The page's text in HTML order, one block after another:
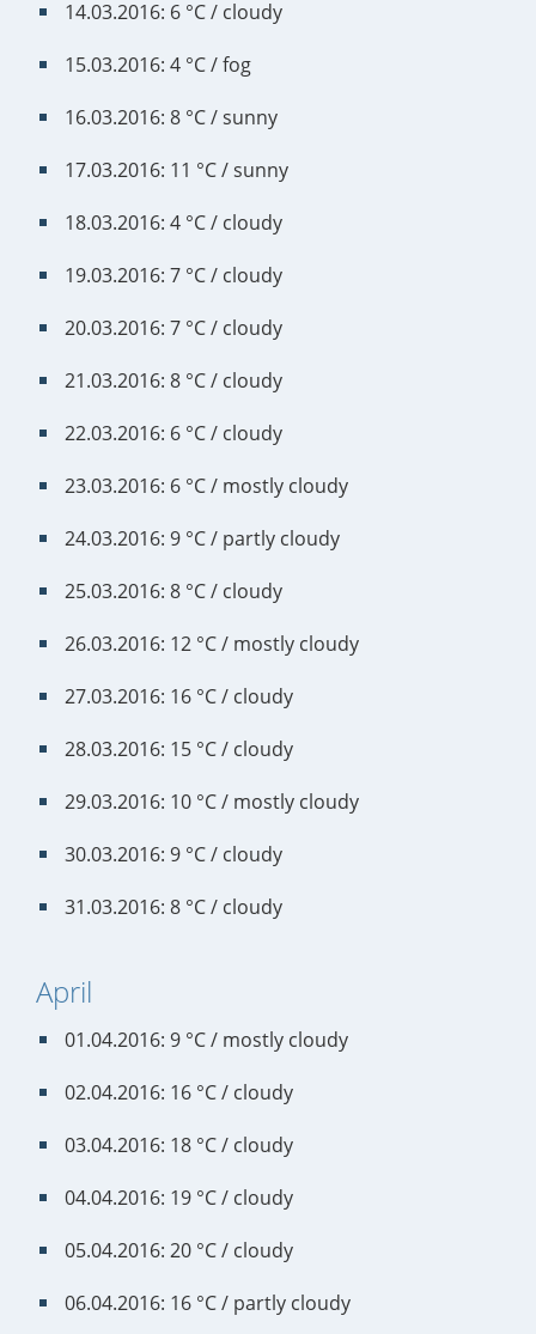
14.03.2016: 6 °C / cloudy
15.03.2016: 4 °C / fog
16.03.2016: 8 °C / sunny
17.03.2016: 11 °C / sunny
18.03.2016: 4 °C / cloudy
19.03.2016: 7 °C / cloudy
20.03.2016: 7 °C / cloudy
21.03.2016: 8 °C / cloudy
22.03.2016: 6 °C / cloudy
23.03.2016: 6 °C / mostly cloudy
24.03.2016: 9 °C / partly cloudy
25.03.2016: 8 °C / cloudy
26.03.2016: 12 °C / mostly cloudy
27.03.2016: 16 °C / cloudy
28.03.2016: 15 °C / cloudy
29.03.2016: 10 °C / mostly cloudy
30.03.2016: 9 °C / cloudy
31.03.2016: 8 °C / cloudy
April
01.04.2016: 9 °C / mostly cloudy
02.04.2016: 16 °C / cloudy
03.04.2016: 18 °C / cloudy
04.04.2016: 19 °C / cloudy
05.04.2016: 20 °C / cloudy
06.04.2016: 16 °C / partly cloudy